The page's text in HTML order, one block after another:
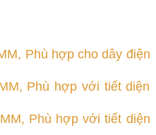
Phù hợp cho dây điện
Phù hợp với tiết diện
Phù hợp với tiết diện